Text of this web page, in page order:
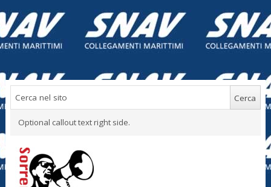
Optional callout text right side.